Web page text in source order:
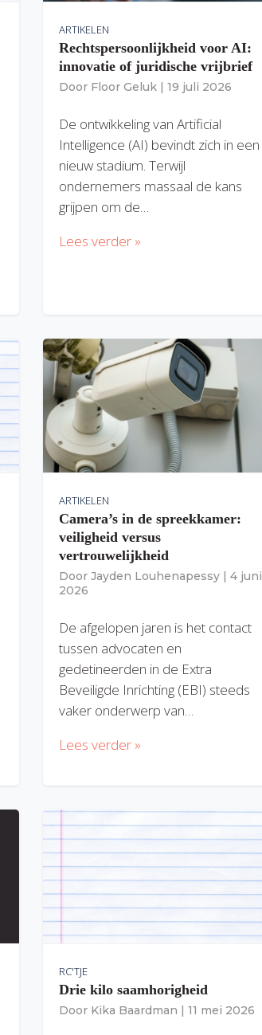
ARTIKELEN
Rechtspersoonlijkheid voor AI:
innovatie of juridische vrijbrief
Door Floor Geluk | 19 juli 2026
De ontwikkeling van Artificial
Intelligence (AI) bevindt zich in een
nieuw stadium. Terwijl
ondernemers massaal de kans
grijpen om de…
Lees verder »
ARTIKELEN
Camera’s in de spreekkamer:
veiligheid versus
vertrouwelijkheid
Door Jayden Louhenapessy | 4 juni
2026
De afgelopen jaren is het contact
tussen advocaten en
gedetineerden in de Extra
Beveiligde Inrichting (EBI) steeds
vaker onderwerp van…
Lees verder »
RC'TJE
Drie kilo saamhorigheid
Door Kika Baardman | 11 mei 2026